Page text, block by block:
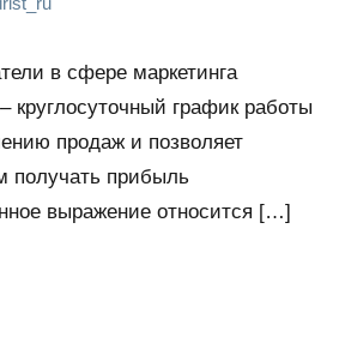
в сфере маркетинга
круглосуточный график работы
продаж и позволяет
получать прибыль
выражение относится […]